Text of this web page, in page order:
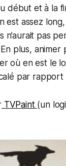
début et à la
est assez
pas
plus, animer
où en est le
par rapport
TVPaint (un